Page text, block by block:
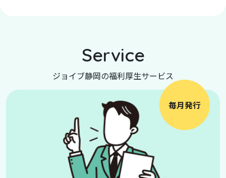
Service
ジョイブ静岡の福利厚生サービス
毎月発行